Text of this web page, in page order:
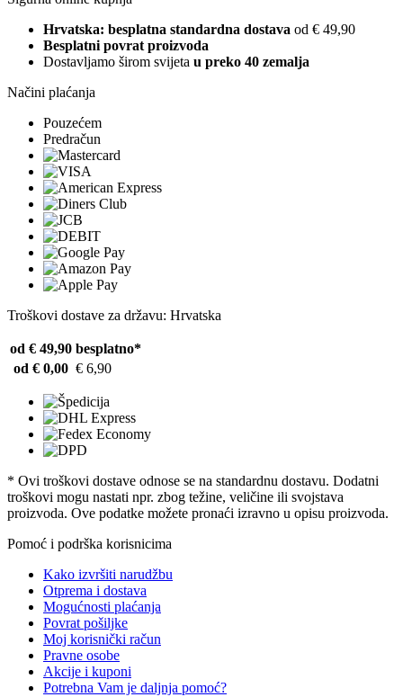
Hrvatska: besplatna standardna dostava od € 49,90
Besplatni povrat proizvoda
Dostavljamo širom svijeta u preko 40 zemalja
Načini plaćanja
Pouzećem
Predračun
Troškovi dostave za državu: Hrvatska
od € 49,90 besplatno*
od € 0,00 € 6,90
* Ovi troškovi dostave odnose se na standardnu ​​dostavu. Dodatni
troškovi mogu nastati npr. zbog težine, veličine ili svojstava
proizvoda. Ove podatke možete pronaći izravno u opisu proizvoda.
Pomoć i podrška korisnicima
Kako izvršiti narudžbu
Otprema i dostava
Mogućnosti plaćanja
Povrat pošiljke
Moj korisnički račun
Pravne osobe
Akcije i kuponi
Potrebna Vam je daljnja pomoć?